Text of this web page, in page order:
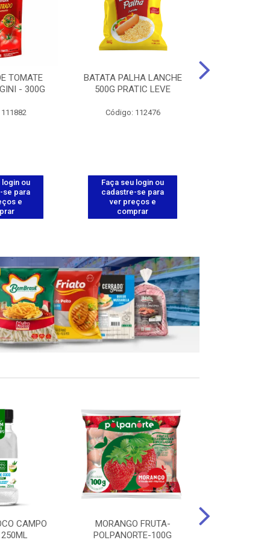
TOMATE
- 300G
login ou
se para
e
BATATA PALHA LANCHE
500G PRATIC LEVE
Código: 112476
Faça seu login ou
cadastre-se para
ver preços e
comprar
CAMPO
MORANGO FRUTA-
POLPANORTE-100G